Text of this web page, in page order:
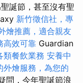
誕節，甚至沒有聖
新竹徵信社，專
燴推薦，適合親友
高效可靠 Guardian
類餐飲業務 安養中
外燴服務，為您的
問，今年聖誕節浪